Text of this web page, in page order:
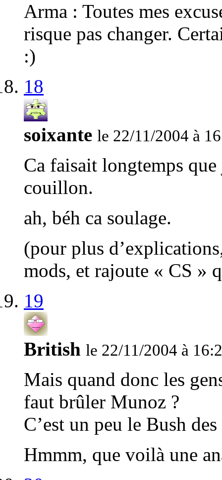
Arma : Toutes mes
risque pas changer.
:)
18
soixante le 22/11/2004 à
Ca faisait longtemps que
couillon.
ah, béh ca soulage.
(pour plus
mods, et rajoute « CS »
19
British le 22/11/2004 à
Mais quand donc les
faut brûler Munoz ?
C’est un peu le Bush
Hmmm, que voilà une